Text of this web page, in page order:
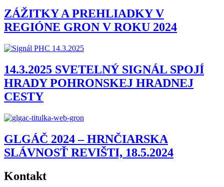
ZÁŽITKY A PREHLIADKY V
REGIÓNE GRON V ROKU 2024
14.3.2025 SVETELNÝ SIGNÁL SPOJÍ
HRADY POHRONSKEJ HRADNEJ
CESTY
GLGÁČ 2024 – HRNČIARSKA
SLÁVNOSŤ REVIŠTI, 18.5.2024
Kontakt